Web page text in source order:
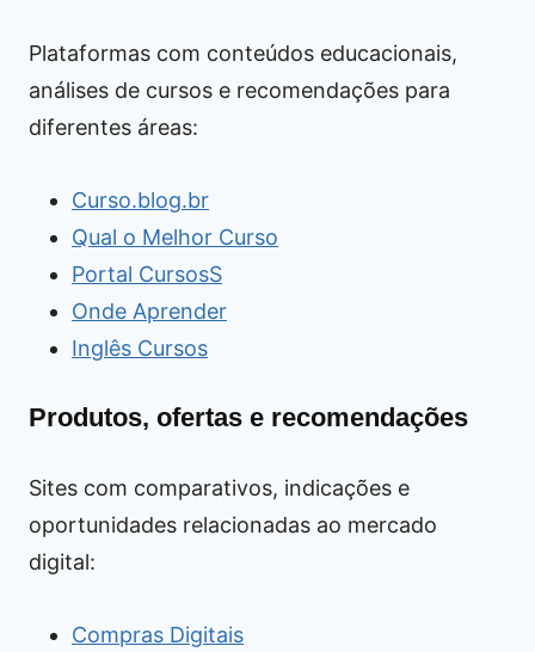
Plataformas com conteúdos educacionais,
análises de cursos e recomendações para
diferentes áreas:
Curso.blog.br
Qual o Melhor Curso
Portal CursosS
Onde Aprender
Inglês Cursos
Produtos, ofertas e recomendações
Sites com comparativos, indicações e
oportunidades relacionadas ao mercado
digital:
Compras Digitais